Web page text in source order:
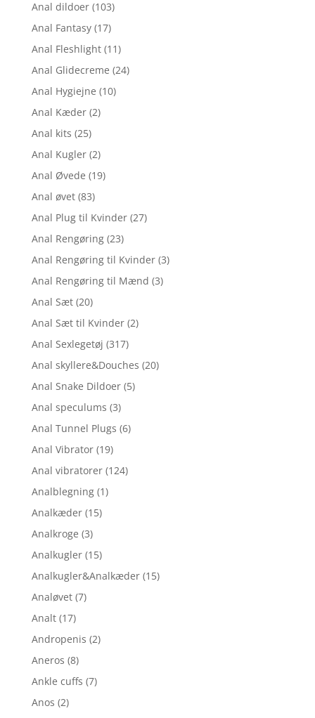
Anal dildoer (103)
Anal Fantasy (17)
Anal Fleshlight (11)
Anal Glidecreme (24)
Anal Hygiejne (10)
Anal Kæder (2)
Anal kits (25)
Anal Kugler (2)
Anal Øvede (19)
Anal øvet (83)
Anal Plug til Kvinder (27)
Anal Rengøring (23)
Anal Rengøring til Kvinder (3)
Anal Rengøring til Mænd (3)
Anal Sæt (20)
Anal Sæt til Kvinder (2)
Anal Sexlegetøj (317)
Anal skyllere&Douches (20)
Anal Snake Dildoer (5)
Anal speculums (3)
Anal Tunnel Plugs (6)
Anal Vibrator (19)
Anal vibratorer (124)
Analblegning (1)
Analkæder (15)
Analkroge (3)
Analkugler (15)
Analkugler&Analkæder (15)
Analøvet (7)
Analt (17)
Andropenis (2)
Aneros (8)
Ankle cuffs (7)
Anos (2)